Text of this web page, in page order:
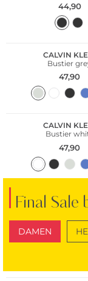
44,90
CALVIN
Bustier
47,90
CALVIN
Bustier
47,90
Final Sale
DAMEN